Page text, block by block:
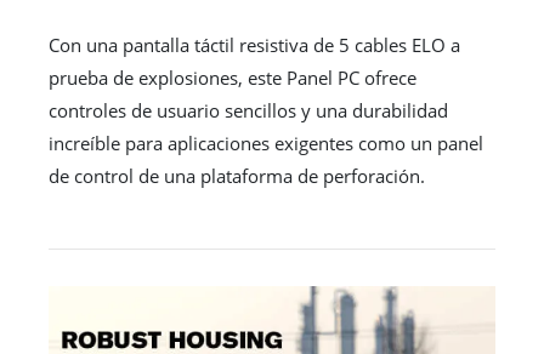
Con una pantalla táctil resistiva de 5 cables ELO a
prueba de explosiones, este Panel PC ofrece
controles de usuario sencillos y una durabilidad
increíble para aplicaciones exigentes como un panel
de control de una plataforma de perforación.